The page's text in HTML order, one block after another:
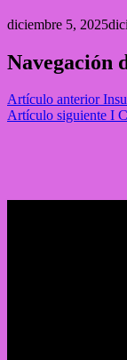
diciembre 5, 2025
Navegación
Artículo anterior
Artículo siguiente I